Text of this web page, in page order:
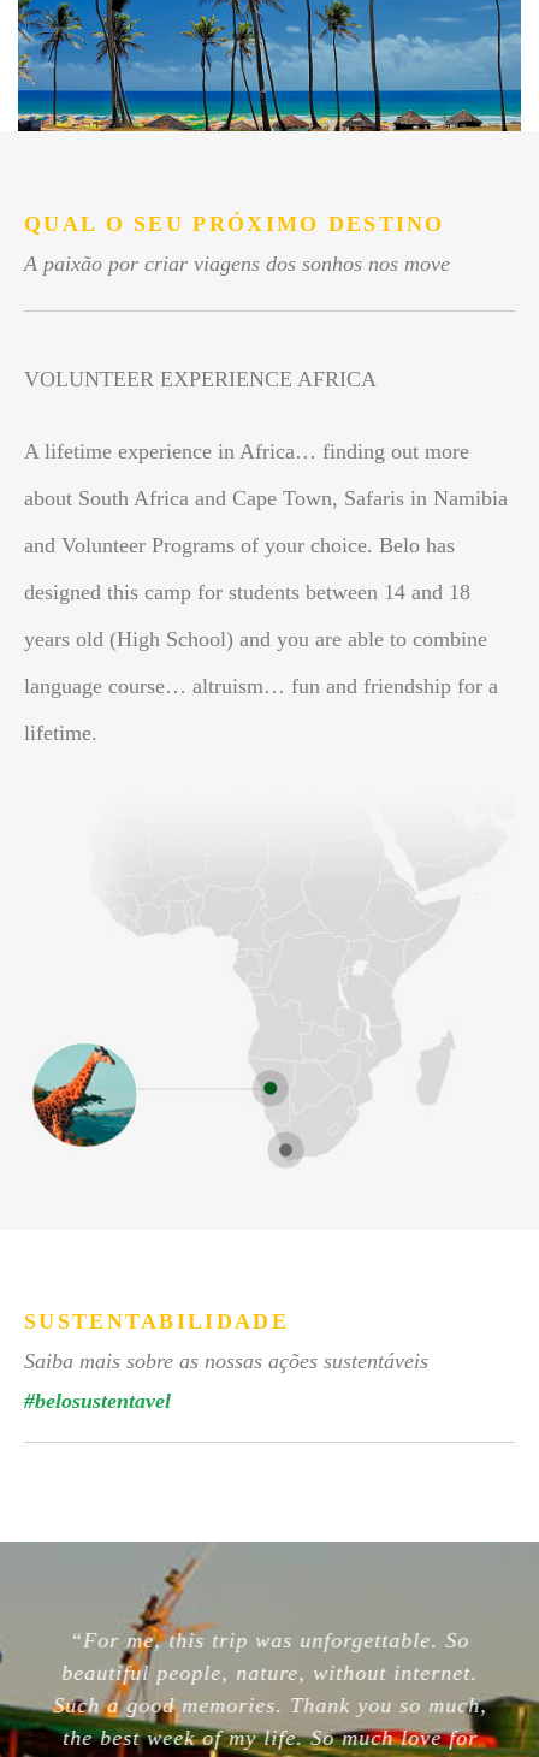
QUAL O SEU PRÓXIMO DESTINO
A paixão por criar viagens dos sonhos nos move
VOLUNTEER EXPERIENCE AFRICA
A lifetime experience in Africa… finding out more
about South Africa and Cape Town, Safaris in Namibia
and Volunteer Programs of your choice. Belo has
designed this camp for students between 14 and 18
years old (High School) and you are able to combine
language course… altruism… fun and friendship for a
lifetime.
SUSTENTABILIDADE
Saiba mais sobre as nossas ações sustentáveis
#belosustentavel
“For me, this trip was unforgettable. So
beautiful people, nature, without internet.
Such a good memories. Thank you so much,
the best week of my life. So much love for